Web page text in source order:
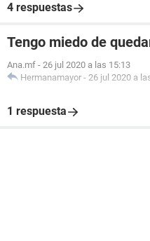
4 respuestas
Tengo miedo de
Ana.mf - 26 jul 2020 a las 15:13
Hermanamayor - 26 jul 2020 a
1 respuesta